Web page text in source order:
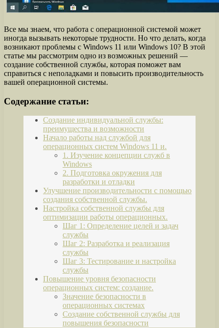
Все мы знаем, что работа с операционной системой может
иногда вызывать некоторые трудности. Но что делать, когда
возникают проблемы с Windows 11 или Windows 10? В этой
статье мы рассмотрим одно из возможных решений —
создание собственной службы, которая поможет вам
справиться с неполадками и повысить производительность
вашей операционной системы.
Содержание статьи:
Создание индивидуальной службы:
преимущества и возможности
Начало работы над службой для
операционных систем Windows 11 и.
1. Изучение концепции служб в
Windows
2. Подготовка окружения для
разработки и отладки
Улучшение производительности с помощью
создания собственной службы.
Настройка собственной службы для
оптимизации работы операционных.
Шаг 1: Определение целей и задач
службы
Шаг 2: Разработка и реализация
службы
Шаг 3: Тестирование и настройка
службы
Повышение уровня безопасности
операционных систем: создание.
Значение безопасности в
операционных системах
Создание собственной службы для
повышения безопасности